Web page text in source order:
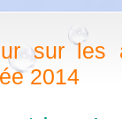
sur les
2014